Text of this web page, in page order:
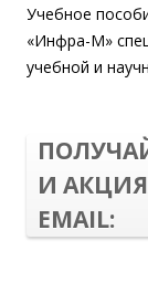
Учебное
«Инфра-М»
учебной и
И
EMAIL: